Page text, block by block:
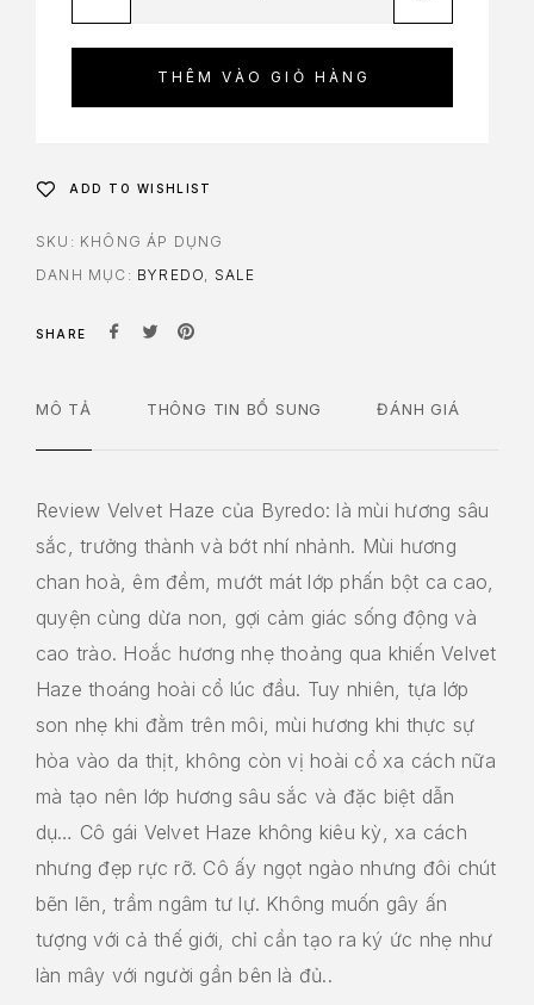
THÊM VÀO GIỎ HÀNG
ADD TO WISHLIST
SKU: KHÔNG ÁP DỤNG
DANH MỤC: BYREDO SALE
SHARE
MÔ TẢ THÔNG TIN BỔ SUNG ĐÁNH GIÁ
Review Velvet Haze của Byredo: là mùi hương sâu
sắc, trưởng thành và bớt nhí nhảnh. Mùi hương
chan hoà, êm đềm, mướt mát lớp phấn bột ca cao,
quyện cùng dừa non, gợi cảm giác sống động và
cao trào. Hoắc hương nhẹ thoảng qua khiến Velvet
Haze thoáng hoài cổ lúc đầu. Tuy nhiên, tựa lớp
son nhẹ khi đằm trên môi, mùi hương khi thực sự
hòa vào da thịt, không còn vị hoài cổ xa cách nữa
mà tạo nên lớp hương sâu sắc và đặc biệt dẫn
dụ… Cô gái Velvet Haze không kiêu kỳ, xa cách
nhưng đẹp rực rỡ. Cô ấy ngọt ngào nhưng đôi chút
bẽn lẽn, trầm ngâm tư lự. Không muốn gây ấn
tượng với cả thế giới, chỉ cần tạo ra ký ức nhẹ như
làn mây với người gần bên là đủ..